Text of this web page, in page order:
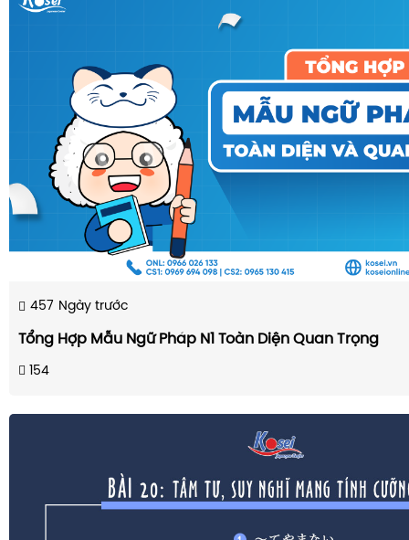
457 Ngày trước
Tổng Hợp Mẫu Ngữ Pháp N1 Toàn Diện Quan Trọng
154